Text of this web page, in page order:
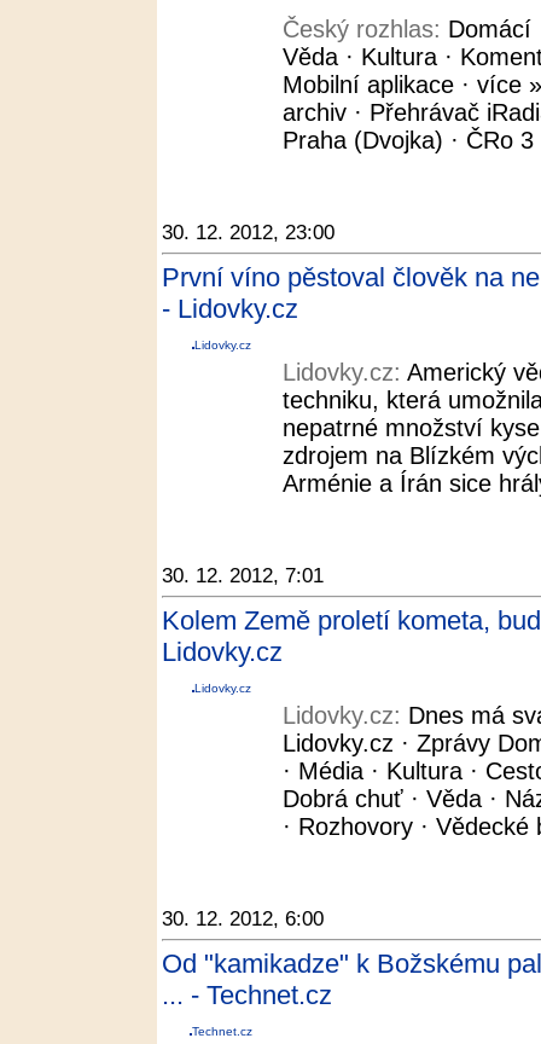
Český rozhlas: Domácí
Věda · Kultura ·
Mobilní aplikace · více
archiv · Přehrávač
Praha (Dvojka) · ČRo
30. 12. 2012, 23:00
První víno pěstoval člověk na
- Lidovky.cz
Lidovky.cz
Lidovky.cz: Americký
techniku, která
nepatrné množství
zdrojem na Blízkém
Arménie a Írán sice
30. 12. 2012, 7:01
Kolem Země proletí kometa,
Lidovky.cz
Lidovky.cz
Lidovky.cz: Dnes má
Lidovky.cz · Zprávy
· Média · Kultura ·
Dobrá chuť · Věda ·
· Rozhovory ·
30. 12. 2012, 6:00
Od "kamikadze" k Božskému
... - Technet.cz
Technet.cz